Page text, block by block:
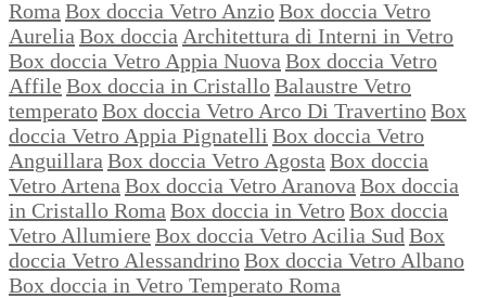
Roma Box doccia Vetro AnzioBox doccia Vetro
Aurelia Box doccia Architettura di Interni in Vetro
Box doccia Vetro Appia Nuova Box doccia Vetro
Affile Box doccia in CristalloBalaustre Vetro
temperatoBox doccia Vetro Arco Di TravertinoBox
doccia Vetro Appia Pignatelli Box doccia Vetro
Anguillara Box doccia Vetro Agosta Box doccia
Vetro Artena Box doccia Vetro Aranova Box doccia
in Cristallo Roma Box doccia in VetroBox doccia
Vetro Allumiere Box doccia Vetro Acilia Sud Box
doccia Vetro AlessandrinoBox doccia Vetro Albano
Box doccia in Vetro Temperato Roma